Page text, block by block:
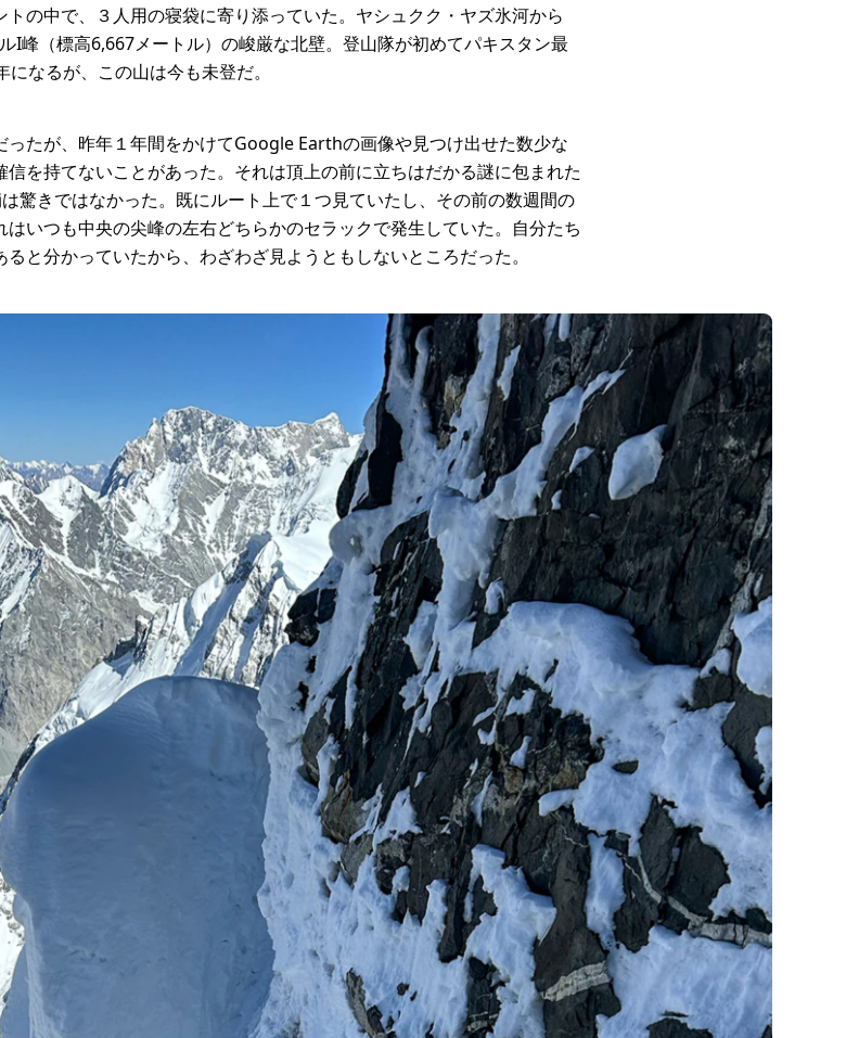
の中で、３人用の寝袋に寄り添っていた。ヤシュクク・ヤズ氷河から
I峰（標高6,667メートル）の峻厳な北壁。登山隊が初めてパキスタン最
なるが、この山は今も未登だ。
たが、昨年１年間をかけてGoogle Earthの画像や見つけ出せた数少な
を持てないことがあった。それは頂上の前に立ちはだかる謎に包まれた
驚きではなかった。既にルート上で１つ見ていたし、その前の数週間の
いつも中央の尖峰の左右どちらかのセラックで発生していた。自分たち
と分かっていたから、わざわざ見ようともしないところだった。